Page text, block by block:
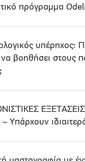
πρόγραμμα
υπέρηχος:
να βοηθήσει στους
Υπάρχουν